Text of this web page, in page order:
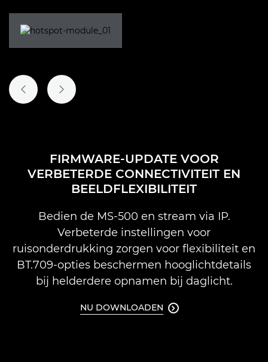
VORIGE DIAVOLGENDE DIA
FIRMWARE-UPDATE VOOR
VERBETERDE CONNECTIVITEIT EN
BEELDFLEXIBILITEIT
Bedien de MS-500 en stream via IP.
Verbeterde instellingen voor
ruisonderdrukking zorgen voor flexibiliteit en
BT.709-opties beschermen hooglichtdetails
bij helderdere opnamen bij daglicht.
NU DOWNLOADEN 